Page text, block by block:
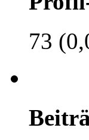
73